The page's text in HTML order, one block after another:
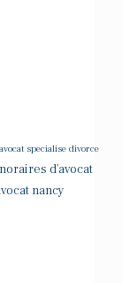
avocat specialise divorce
d'avocat
nancy